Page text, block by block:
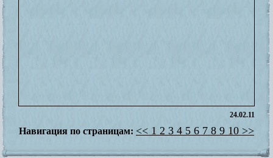
24.02.11
Навигация по страницам: << 1 2 3 4 5 6 7 8 9 10 >>